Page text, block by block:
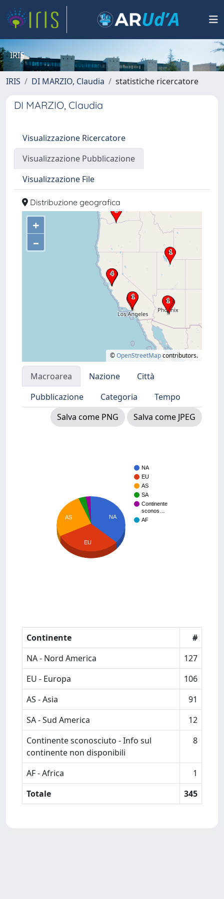
IRIS
IRIS DI MARZIO, Claudia statistiche ricercatore
DI MARZIO, Claudia
Visualizzazione Ricercatore
Visualizzazione Pubblicazione
Visualizzazione File
Distribuzione geografica
+
–
©OpenStreetMapcontributors.
Macroarea Nazione
Città
Pubblicazione
Categoria
Tempo
Salva come PNG
Salva come JPEG
NA
EU
AS
SA
Continente
sconos…
AF
NA
AS
EU
Continente
#
NA - Nord America
127
EU - Europa
106
AS - Asia
91
SA - Sud America
12
Continente sconosciuto - Info sul
continente non disponibili
8
AF - Africa
1
Totale
345